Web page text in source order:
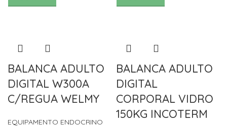
BALANCA ADULTO
DIGITAL W300A
C/REGUA WELMY
EQUIPAMENTO ENDOCRINO
BALANCA ADULTO
DIGITAL
CORPORAL VIDRO
150KG INCOTERM